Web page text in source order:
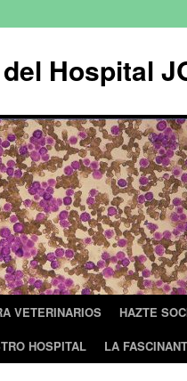
Hospital
VETERINARIOS
HAZTE
HOSPITAL LA